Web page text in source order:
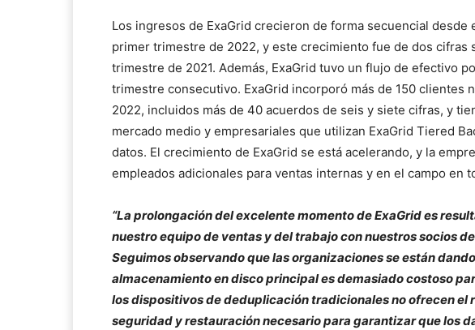
Los ingresos de ExaGrid crecieron de forma secuencial desde
primer trimestre de 2022, y este crecimiento fue de dos cifras
trimestre de 2021. Además, ExaGrid tuvo un flujo de efectivo
trimestre consecutivo. ExaGrid incorporó más de 150 clientes
2022, incluidos más de 40 acuerdos de seis y siete cifras, y
mercado medio y empresariales que utilizan ExaGrid Tiered
datos. El crecimiento de ExaGrid se está acelerando, y la
empleados adicionales para ventas internas y en el campo en
“La prolongación del excelente momento de ExaGrid es
nuestro equipo de ventas y del trabajo con nuestros socios
Seguimos observando que las organizaciones se están
almacenamiento en disco principal es demasiado costoso
los dispositivos de deduplicación tradicionales no ofrecen el
seguridad y restauración necesario para garantizar que los